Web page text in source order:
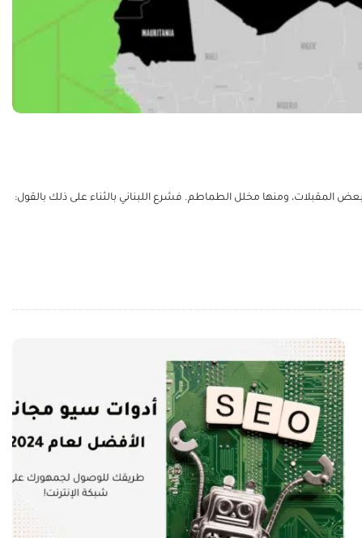
المقبلات، ومنها مخلل الطماطم. فشرع اللبناني بالثناء على ذلك بالقول: